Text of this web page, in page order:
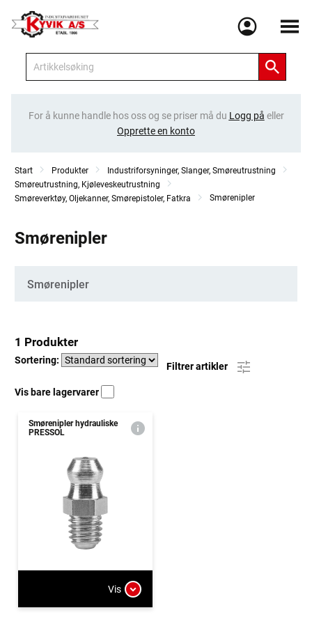
Meny
For å kunne handle hos oss og se priser må du Logg på eller
Opprette en konto
Start Produkter
Industriforsyninger, Slanger, Smøreutrustning
Smøreutrustning, Kjøleveskeutrustning
Smøreverktøy, Oljekanner, Smørepistoler, Fatkra
Smørenipler
Smørenipler
Kategorier
Smørenipler
1 Produkter
Sortering:
Filtrer artikler
Vis bare lagervarer
Smørenipler hydrauliske
PRESSOL
Vis